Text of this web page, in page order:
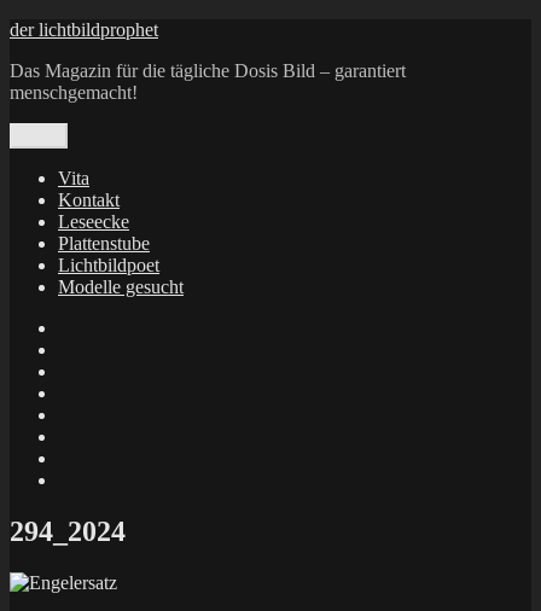
Zum
springen
der lichtbildprophet
Das Magazin für die tägliche Dosis Bild – garantiert
menschgemacht!
Vita
Kontakt
Leseecke
Plattenstube
Lichtbildpoet
Modelle gesucht
X
294_2024